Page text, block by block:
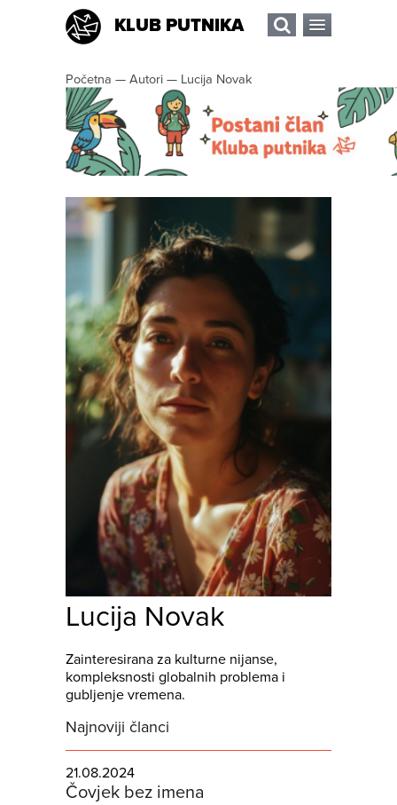
KLUB PUTNIKA
Početna — Autori — Lucija Novak
Lucija Novak
Zainteresirana za kulturne nijanse,
kompleksnosti globalnih problema i
gubljenje vremena.
Najnoviji članci
21.08.2024
Čovjek bez imena